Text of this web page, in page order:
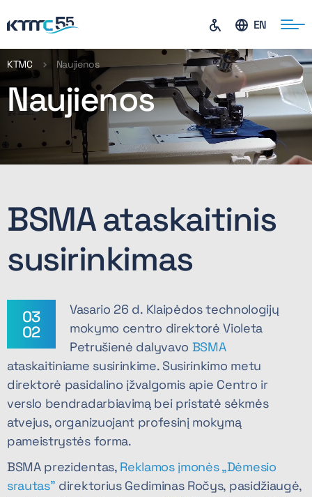
EN
KTMC Naujienos
Naujienos
BSMA ataskaitinis
susirinkimas
03
02
Vasario 26 d. Klaipėdos technologijų
mokymo centro direktorė Violeta
Petrušienė dalyvavo BSMA
ataskaitiniame susirinkime. Susirinkimo metu
direktorė pasidalino įžvalgomis apie Centro ir
verslo bendradarbiavimą bei pristatė sėkmės
atvejus, organizuojant profesinį mokymą
pameistrystės forma.
BSMA prezidentas, Reklamos įmonės „Dėmesio
srautas” direktorius Gediminas Ročys, pasidžiaugė,